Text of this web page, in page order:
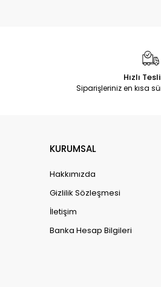
Hızlı
Siparişleriniz en kısa
KURUMSAL
Hakkımızda
Gizlilik Sözleşmesi
İletişim
Banka Hesap Bilgileri